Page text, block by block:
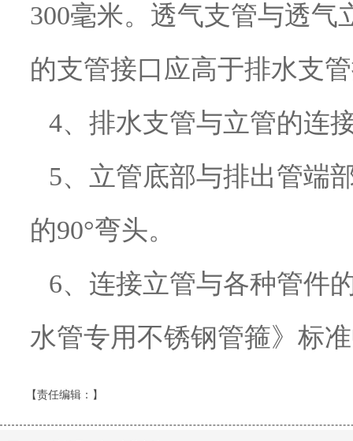
300毫米。透气支管与透
的支管接口应高于排水支
4、排水支管与立管的连
5、立管底部与排出管端
的90°弯头。
6、连接立管与各种管件
水管专用不锈钢管箍》标
【责任编辑： 】